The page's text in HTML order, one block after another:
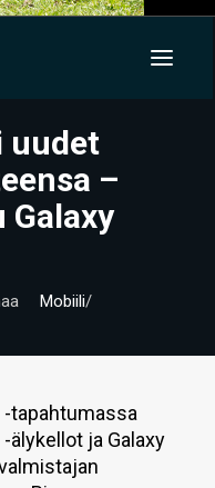
uudet
–
Mobiili/
-tapahtumassa
älykellot ja Galaxy